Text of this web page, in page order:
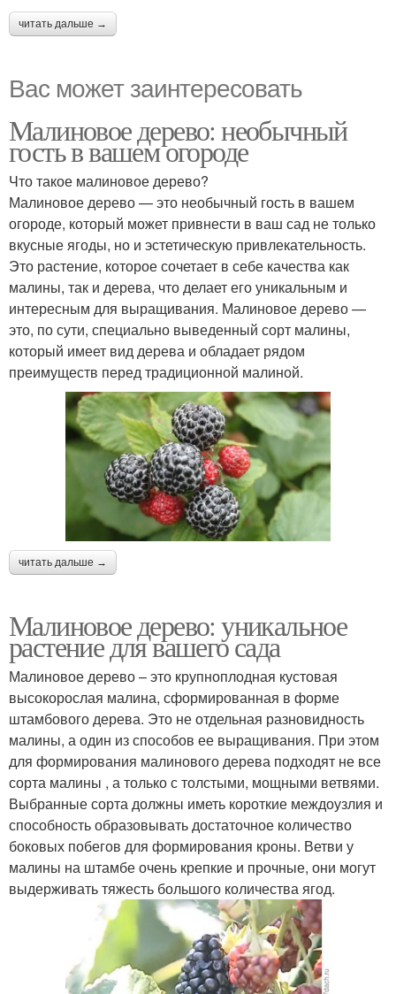
читать дальше →
Вас может заинтересовать
Малиновое дерево: необычный
гость в вашем огороде
Что такое малиновое дерево?
Малиновое дерево — это необычный гость в вашем
огороде, который может привнести в ваш сад не только
вкусные ягоды, но и эстетическую привлекательность.
Это растение, которое сочетает в себе качества как
малины, так и дерева, что делает его уникальным и
интересным для выращивания. Малиновое дерево —
это, по сути, специально выведенный сорт малины,
который имеет вид дерева и обладает рядом
преимуществ перед традиционной малиной.
читать дальше →
Малиновое дерево: уникальное
растение для вашего сада
Малиновое дерево – это крупноплодная кустовая
высокорослая малина, сформированная в форме
штамбового дерева. Это не отдельная разновидность
малины, а один из способов ее выращивания. При этом
для формирования малинового дерева подходят не все
сорта малины , а только с толстыми, мощными ветвями.
Выбранные сорта должны иметь короткие междоузлия и
способность образовывать достаточное количество
боковых побегов для формирования кроны. Ветви у
малины на штамбе очень крепкие и прочные, они могут
выдерживать тяжесть большого количества ягод.